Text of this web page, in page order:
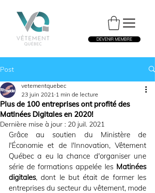
DEVENIR MEMBRE
Post
Plus de 100 entreprises ont profité des
Matinées Digitales en 2020!
vetementquebec
23 juin 2021 1 min de lecture
Dernière mise à jour : 20 juil. 2021
Grâce au soutien du Ministère de
l'Économie et de l'Innovation, Vêtement
Québec a eu la chance d'organiser une
série de formations appelée les Matinées
digitales, dont le but était de former les
entreprises du secteur du vêtement, mode